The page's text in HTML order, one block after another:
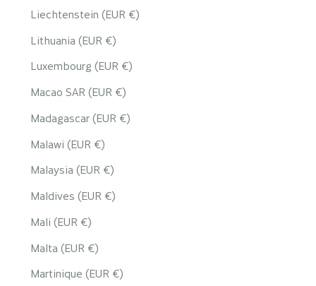
Liechtenstein (EUR €)
Lithuania (EUR €)
Luxembourg (EUR €)
Macao SAR (EUR €)
Madagascar (EUR €)
Malawi (EUR €)
Malaysia (EUR €)
Maldives (EUR €)
Mali (EUR €)
Malta (EUR €)
Martinique (EUR €)